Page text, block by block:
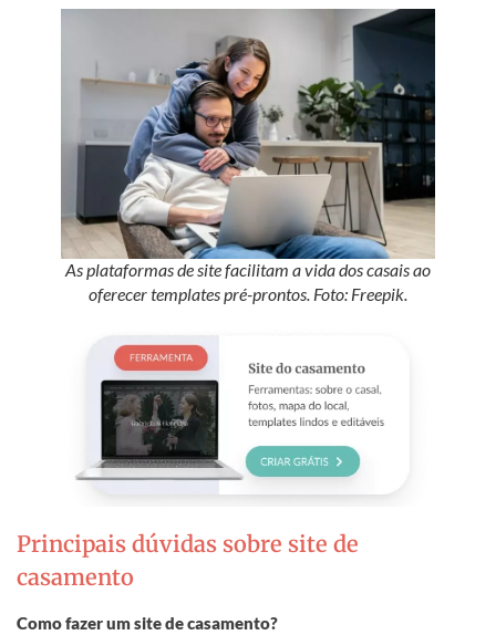
As plataformas de site facilitam a vida dos casais ao
oferecer templates pré-prontos. Foto: Freepik.
Principais dúvidas sobre site de
casamento
Como fazer um site de casamento?